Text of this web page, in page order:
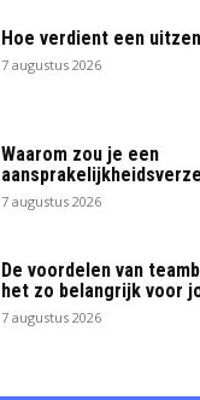
Hoe verdient een
7 augustus 2026
Waarom zou je een
7 augustus 2026
De voordelen van
het zo belangrijk voor
7 augustus 2026